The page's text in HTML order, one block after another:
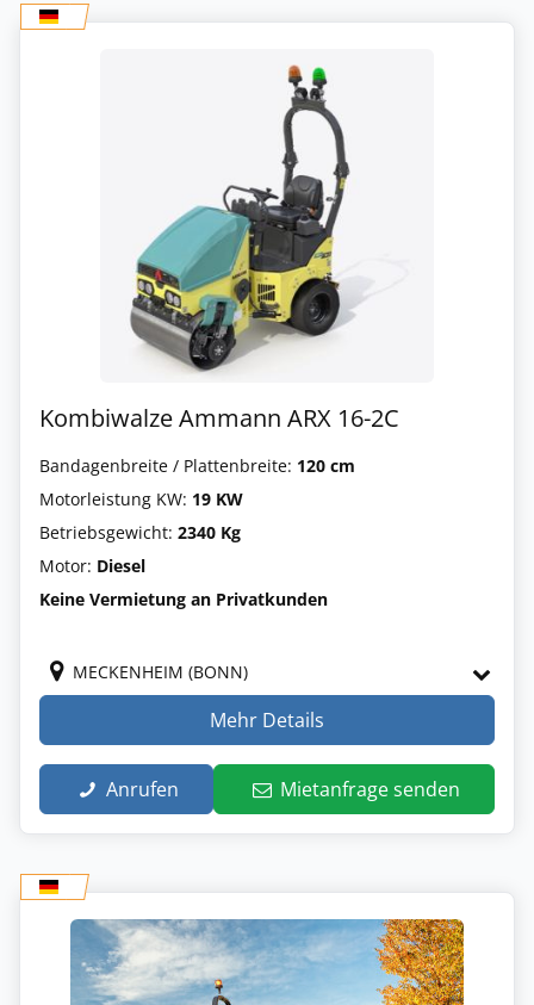
Kombiwalze Ammann ARX 16-2C
Bandagenbreite / Plattenbreite: 120 cm
Motorleistung KW: 19 KW
Betriebsgewicht: 2340 Kg
Motor: Diesel
Keine Vermietung an Privatkunden
MECKENHEIM (BONN)
Mehr Details
Anrufen Mietanfrage senden